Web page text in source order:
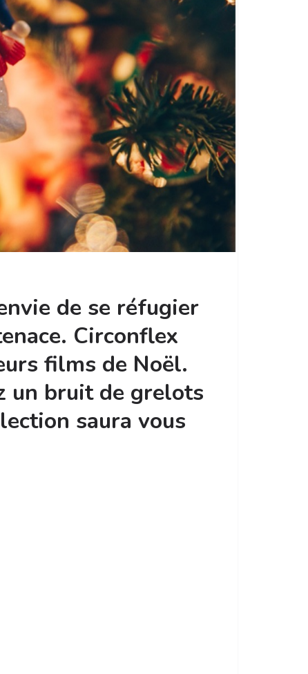
de se réfugier
Circonflex
films de Noël.
un bruit de grelots
saura vous